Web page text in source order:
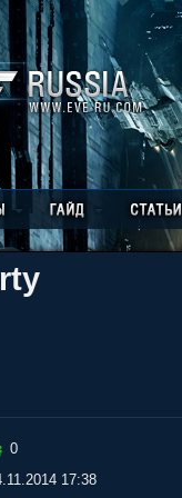
0
17:38